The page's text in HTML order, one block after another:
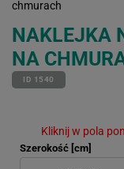
chmurach
NAKLEJKA
NA
ID 1540
Kliknij w pola
Szerokość [cm]